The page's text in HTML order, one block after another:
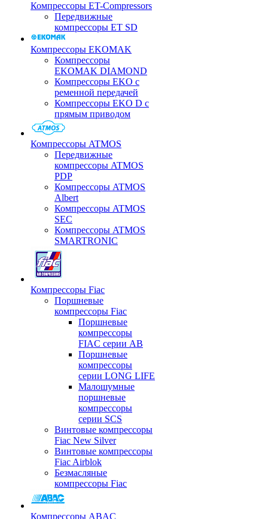
Компрессоры ET-Compressors
Передвижные
компрессоры ET SD
Компрессоры EKOMAK
Компрессоры
EKOMAK DIAMOND
Компрессоры EKO c
ременной передачей
Компрессоры EKO D с
прямым приводом
Компрессоры ATMOS
Передвижные
компрессоры ATMOS
PDP
Компрессоры ATMOS
Albert
Компрессоры ATMOS
SEC
Компрессоры ATMOS
SMARTRONIC
Компрессоры Fiac
Поршневые
компрессоры Fiac
Поршневые
компрессоры
FIAC серии AB
Поршневые
компрессоры
серии LONG LIFE
Малошумные
поршневые
компрессоры
серии SCS
Винтовые компрессоры
Fiac New Silver
Винтовые компрессоры
Fiac Airblok
Безмасляные
компрессоры Fiac
Компрессоры ABAC